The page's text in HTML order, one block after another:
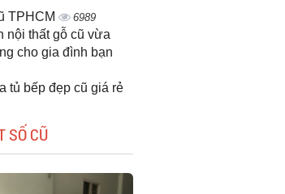
TPHCM 6989
nội thất gỗ cũ vừa
cho gia đình bạn
tủ bếp đẹp cũ giá rẻ
SỐ CŨ